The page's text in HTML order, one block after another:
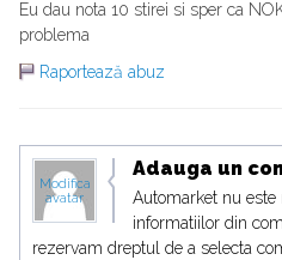
Eu dau nota 10 stirei si sper ca
problema
Raportează abuz
Modifica
avatar
Adauga un
Automarket nu este
informatiilor din
rezervam dreptul de a selecta